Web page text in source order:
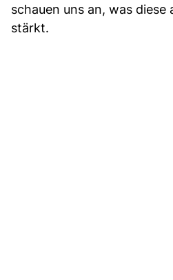
schauen uns an, was diese
stärkt.